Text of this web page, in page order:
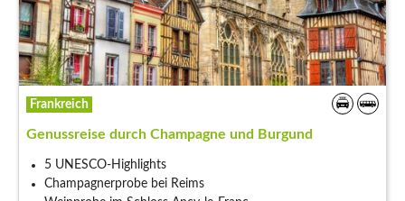
Frankreich
Genussreise durch Champagne und Burgund
5 UNESCO-Highlights
Champagnerprobe bei Reims